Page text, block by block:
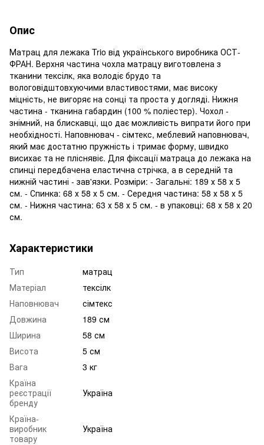
Опис
Матрац для лежака Trio від українського виробника ОСТ-
ФРАН. Верхня частина чохла матрацу виготовлена з
тканини тексілк, яка володіє брудо та
вологовідштовхуючими властивостями, має високу
міцність, не вигоряє на сонці та проста у догляді. Нижня
частина - тканина габардин (100 % поліестер). Чохол -
знімний, на блискавці, що дає можливість випрати його при
необхідності. Наповнювач - сімтекс, меблевий наповнювач,
який має достатню пружність і тримає форму, швидко
висихає та не пліснявіє. Для фіксації матраца до лежака на
спинці передбачена еластична стрічка, а в середній та
нижній частині - зав'язки. Розміри: - Загальні: 189 х 58 х 5
см. - Спинка: 68 х 58 х 5 см. - Середня частина: 58 х 58 х 5
см. - Нижня частина: 63 х 58 х 5 см. - в упаковці: 68 х 58 х 20
см.
Характеристики
Тип
матрац
Матеріал
тексілк
Наповнювач
сімтекс
Довжина
189 см
Ширина
58 см
Висота
5 см
Вага
3 кг
Країна
реєстрації
бренду
Україна
Країна-
виробник
товару
Україна